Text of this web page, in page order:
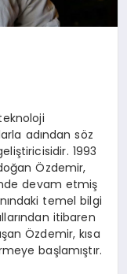
adından söz
1993
Özdemir,
devam etmiş
temel bilgi
itibaren
Özdemir, kısa
başlamıştır.